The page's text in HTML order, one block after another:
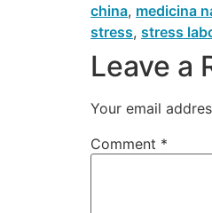
china, medicina
stress, stress
Leave a
Your email
Comment *